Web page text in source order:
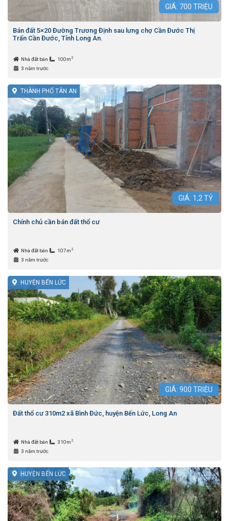
GIÁ: 700 TRIỆU
Bán đất 5×20 Đường Trương Định sau lưng chợ Cần Đước Thị
Trấn Cần Đước, Tỉnh Long An.
Nhà đất bán 100m 2
3 năm trước
THÀNH PHỐ TÂN AN
GIÁ: 1,2 TỶ
Chính chủ cần bán đất thổ cư
Nhà đất bán 107m 2
3 năm trước
HUYỆN BẾN LỨC
GIÁ: 900 TRIỆU
Đất thổ cư 310m2 xã Bình Đức, huyện Bến Lức, Long An
Nhà đất bán 310m 2
3 năm trước
HUYỆN BẾN LỨC